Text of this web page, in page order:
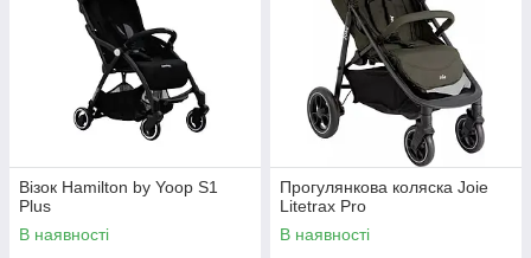
Візок Hamilton by Yoop S1
Plus
В наявності
Прогулянкова коляска Joie
Litetrax Pro
В наявності